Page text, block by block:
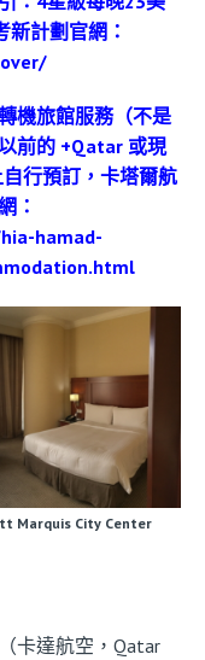
計劃官網：
機旅館服務（不是
前的 +Qatar 或現
行預訂， 卡塔爾航
：
hamad-
Marquis City Center
卡達航空，Qatar